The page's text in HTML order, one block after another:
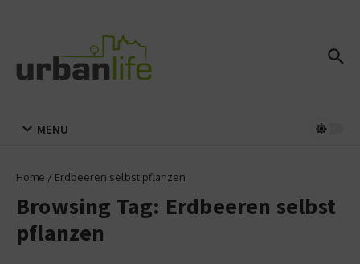
MENU
Home / Erdbeeren selbst pflanzen
Browsing Tag: Erdbeeren selbst
pflanzen